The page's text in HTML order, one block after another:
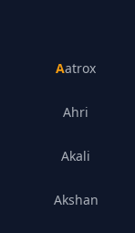
Aatrox
Ahri
Akali
Akshan